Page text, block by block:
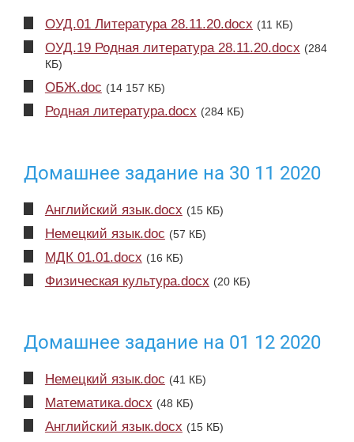
ОУД.01 Литература 28.11.20.docx (11 КБ)
ОУД.19 Родная литература 28.11.20.docx (284
КБ)
ОБЖ.doc (14 157 КБ)
Родная литература.docx (284 КБ)
Домашнее задание на 30 11 2020
Английский язык.docx (15 КБ)
Немецкий язык.doc (57 КБ)
МДК 01.01.docx (16 КБ)
Физическая культура.docx (20 КБ)
Домашнее задание на 01 12 2020
Немецкий язык.doc (41 КБ)
Математика.docx (48 КБ)
Английский язык.docx (15 КБ)